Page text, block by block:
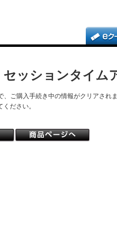
ッションタイム
ご購入手続き中の情報がクリアされま
ださい。